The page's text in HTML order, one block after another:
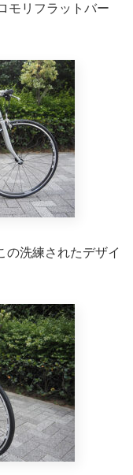
モリフラットバー
の洗練されたデザイ